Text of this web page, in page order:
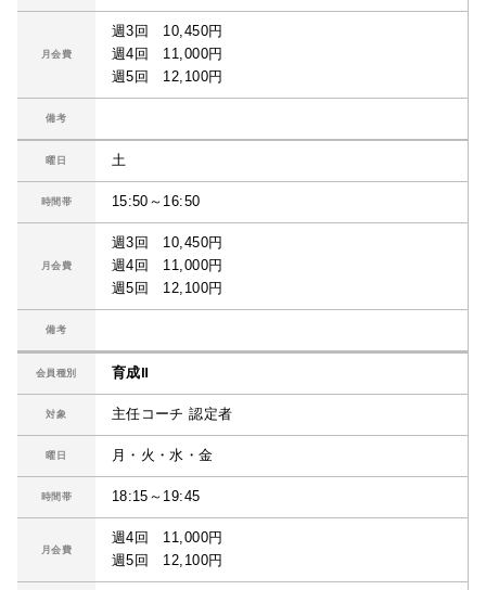
月会費
週3回 10,450円
週4回 11,000円
週5回 12,100円
備考
曜日 土
時間帯 15:50～16:50
月会費
週3回 10,450円
週4回 11,000円
週5回 12,100円
備考
会員種別 育成Ⅱ
対象 主任コーチ 認定者
曜日 月・火・水・金
時間帯 18:15～19:45
月会費
週4回 11,000円
週5回 12,100円